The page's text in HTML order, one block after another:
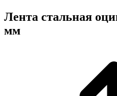
Лента стальная
мм